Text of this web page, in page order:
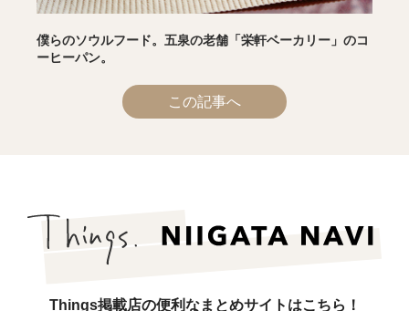
僕らのソウルフード。五泉の老舗「栄軒ベーカリー」のコ
ーヒーパン。
この記事へ
Things掲載店の便利なまとめサイトはこちら！